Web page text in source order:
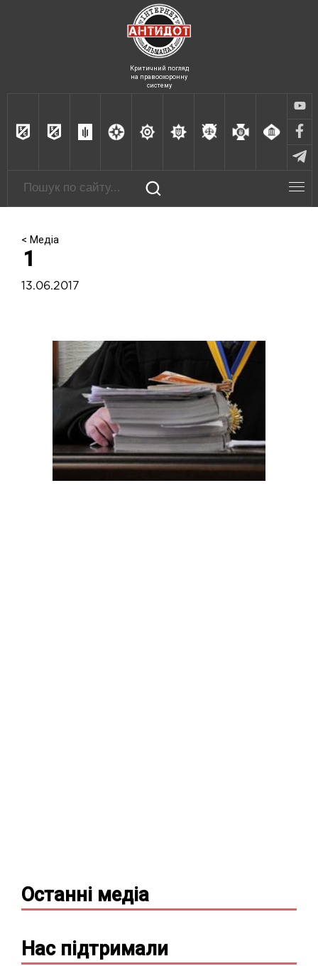
Критичний погляд
на правоохоронну
систему
< Медіа
1
13.06.2017
Останні медіа
Нас підтримали